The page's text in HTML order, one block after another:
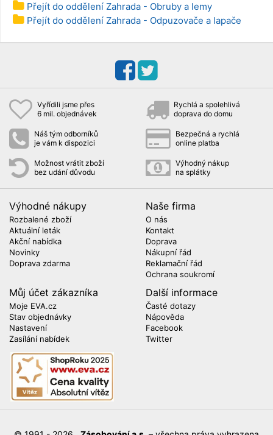
Přejít do oddělení Zahrada - Obruby a lemy
Přejít do oddělení Zahrada - Odpuzovače a lapače
Vyřídili jsme přes
6 mil. objednávek
Rychlá a spolehlivá
doprava do domu
Náš tým odborníků
je vám k dispozici
Bezpečná a rychlá
online platba
Možnost vrátit zboží
bez udání důvodu
Výhodný nákup
na splátky
Výhodné nákupy
Rozbalené zboží
Aktuální leták
Akční nabídka
Novinky
Doprava zdarma
Naše firma
O nás
Kontakt
Doprava
Nákupní řád
Reklamační řád
Ochrana soukromí
Můj účet zákazníka
Moje EVA.cz
Stav objednávky
Nastavení
Zasílání nabídek
Další informace
Časté dotazy
Nápověda
Facebook
Twitter